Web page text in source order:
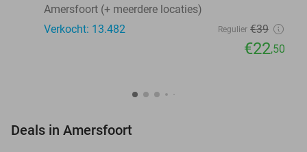
Amersfoort (+ meerdere locaties)
Verkocht: 13.482
Regulier €39
€22,50
Deals in Amersfoort